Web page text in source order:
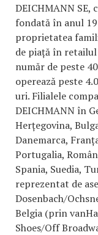
DEICHMANN SE,
fondată în anul
proprietatea
de piață în
număr de peste
operează peste
uri. Filialele
DEICHMANN în
Herțegovina,
Danemarca,
Portugalia,
Spania, Suedia,
reprezentat de
Dosenbach/
Belgia (prin
Shoes/Off